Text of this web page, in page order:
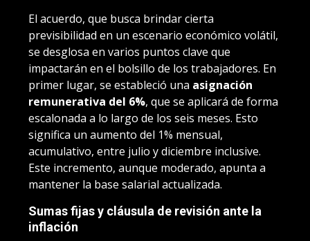
El acuerdo, que busca brindar cierta
previsibilidad en un escenario económico volátil,
se desglosa en varios puntos clave que
impactarán en el bolsillo de los trabajadores. En
primer lugar, se estableció una asignación
remunerativa del 6%, que se aplicará de forma
escalonada a lo largo de los seis meses. Esto
significa un aumento del 1% mensual,
acumulativo, entre julio y diciembre inclusive.
Este incremento, aunque moderado, apunta a
mantener la base salarial actualizada.
Sumas fijas y cláusula de revisión ante la
inflación